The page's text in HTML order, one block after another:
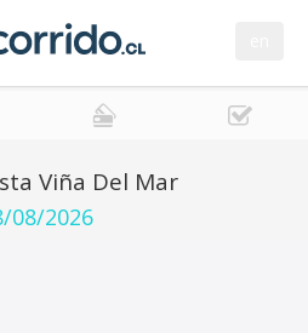
Viña Del Mar
08/2026